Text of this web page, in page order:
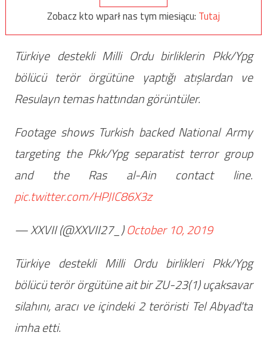
Zobacz kto wparł nas tym miesiącu: Tutaj
Türkiye destekli Milli Ordu birliklerin Pkk/Ypg
bölücü terör örgütüne yaptığı atışlardan ve
Resulayn temas hattından görüntüler.
Footage shows Turkish backed National Army
targeting the Pkk/Ypg separatist terror group
and the Ras al-Ain contact line.
pic.twitter.com/HPJIC86X3z
— XXVII (@XXVII27_)October 10, 2019
Türkiye destekli Milli Ordu birlikleri Pkk/Ypg
bölücü terör örgütüne ait bir ZU-23(1) uçaksavar
silahını, aracı ve içindeki 2 teröristi Tel Abyad'ta
imha etti.